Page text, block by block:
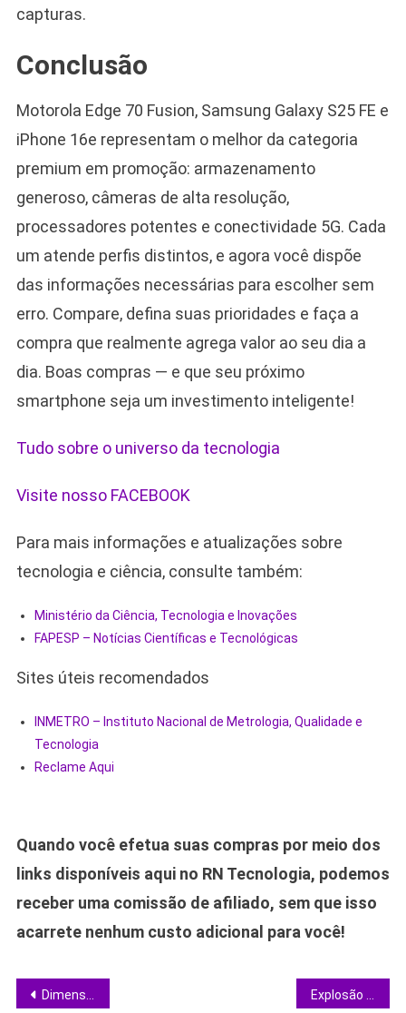
capturas.
Conclusão
Motorola Edge 70 Fusion, Samsung Galaxy S25 FE e
iPhone 16e representam o melhor da categoria
premium em promoção: armazenamento
generoso, câmeras de alta resolução,
processadores potentes e conectividade 5G. Cada
um atende perfis distintos, e agora você dispõe
das informações necessárias para escolher sem
erro. Compare, defina suas prioridades e faça a
compra que realmente agrega valor ao seu dia a
dia. Boas compras — e que seu próximo
smartphone seja um investimento inteligente!
Tudo sobre o universo da tecnologia
Visite nosso FACEBOOK
Para mais informações e atualizações sobre
tecnologia e ciência, consulte também:
Ministério da Ciência, Tecnologia e Inovações
FAPESP – Notícias Científicas e Tecnológicas
Sites úteis recomendados
INMETRO – Instituto Nacional de Metrologia, Qualidade e
Tecnologia
Reclame Aqui
Quando você efetua suas compras por meio dos
links disponíveis aqui no RN Tecnologia, podemos
receber uma comissão de afiliado, sem que isso
acarrete nenhum custo adicional para você!
Navegação
Dimensity 7500: novo chip da MediaTek promete turbo em IA, 5G de 5,2 Gbps e eficiência de 4 nm